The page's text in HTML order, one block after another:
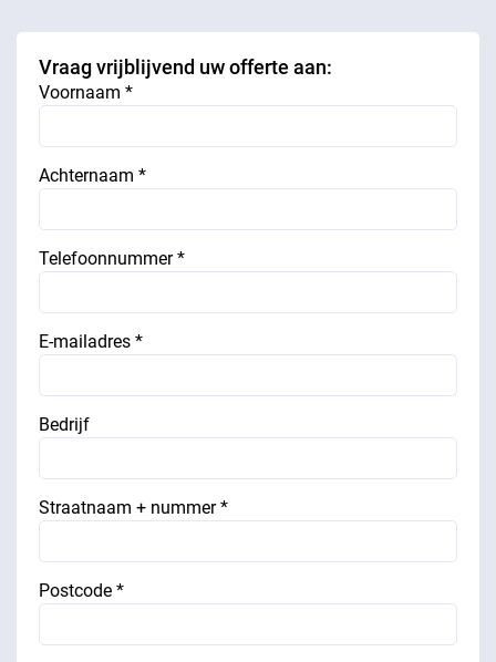
Vraag vrijblijvend uw offerte aan:
Voornaam *
Achternaam *
Telefoonnummer *
E-mailadres *
Bedrijf
Straatnaam + nummer *
Postcode *